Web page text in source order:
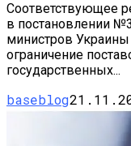
Соответствующее
в постановлении
министров
ограничение
государственных...
baseblog